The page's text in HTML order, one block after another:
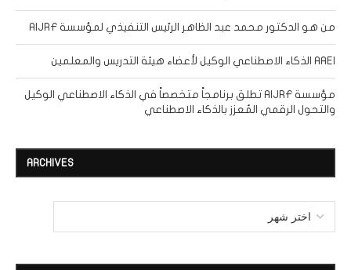
من هو الدكتور محمد عبد الظاهر الرئيس التنفيذي لمؤسسة AIJRF
AAEI الذكاء الاصطناعي الوكيل لأعضاء هيئة التدريس والمعلمين
مؤسسة AIJRF تطلق برنامجاً متخصصاً في الذكاء الاصطناعي الوكيل
والتحول الرقمي المُعزز بالذكاء الاصطناعي
ARCHIVES